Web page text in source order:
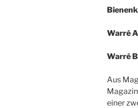
Warré
Aus
einer